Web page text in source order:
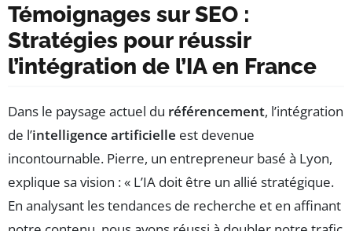
Témoignages sur SEO :
Stratégies pour réussir
l’intégration de l’IA en France
Dans le paysage actuel du référencement, l’intégration
de l’intelligence artificielle est devenue
incontournable. Pierre, un entrepreneur basé à Lyon,
explique sa vision : « L’IA doit être un allié stratégique.
En analysant les tendances de recherche et en affinant